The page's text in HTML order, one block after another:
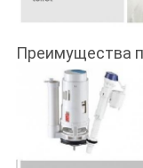
Преимущества